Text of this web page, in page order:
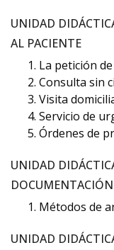
UNIDAD
AL PACIENTE
La petición
Consulta sin
Visita
Servicio de
Órdenes de
UNIDAD
DOCUMENTACIÓN
Métodos de
UNIDAD